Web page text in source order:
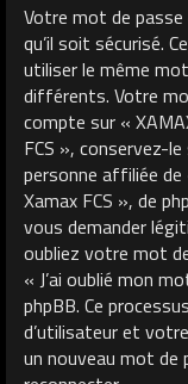
Votre mot de
qu’il soit sécurisé.
utiliser le même
différents. Votre
compte sur «
FCS », conservez-
personne affiliée
Xamax FCS », de
vous demander
oubliez votre mot
« J’ai oublié mon
phpBB. Ce
d’utilisateur et
un nouveau mot de